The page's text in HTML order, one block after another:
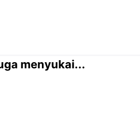
menyukai...